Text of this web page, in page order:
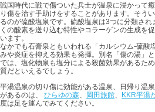
戦国時代に戦で傷ついた兵士が温泉に浸かって
り傷を治す手助けをすることがあります。そう
るのが硫酸塩泉です。硫酸塩泉は3つに分類さ
くの酸素を送り込む特性やコラーゲンの生成を
います。
なかでも石膏泉ともいわれる「カルシウム-硫酸
みや炎症を抑える効果も発揮。別名「傷の湯」
では、塩化物泉も塩分による殺菌効果があるた
質だといえるでしょう。
平湯温泉の切り傷に効能がある温泉、日帰り温
があるのは、 ひらゆの森 岡田旅館 KKR平湯
度は足を運んでみてください。